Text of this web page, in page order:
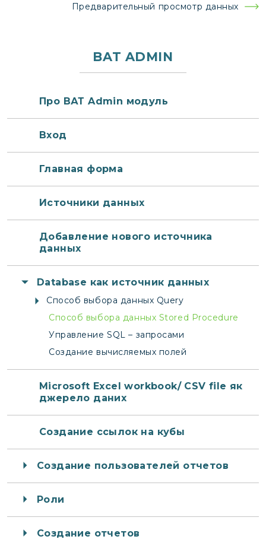
Предварительный просмотр данных
BAT ADMIN
Про ВАТ Admin модуль
Вход
Главная форма
Источники данных
Добавление нового источника
данных
Database как источник данных
Способ выбора данных Query
Способ выбора данных Stored Procedure
Управление SQL – запросами
Создание вычисляемых полей
Microsoft Excel workbook/ CSV file як
джерело даних
Создание ссылок на кубы
Создание пользователей отчетов
Роли
Создание отчетов